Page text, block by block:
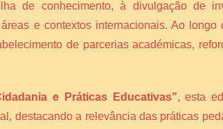
de conhecimento, à divulgação de
e contextos internacionais. Ao
de parcerias académicas,
e Práticas Educativas”, esta
destacando a relevância das práticas